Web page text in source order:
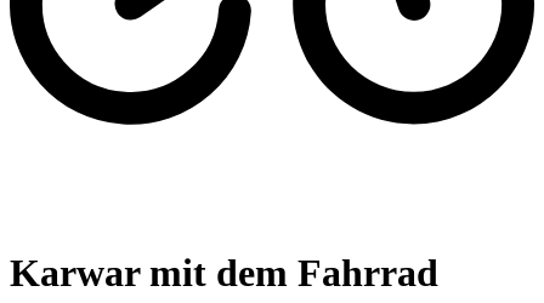
Karwar mit dem Fahrrad